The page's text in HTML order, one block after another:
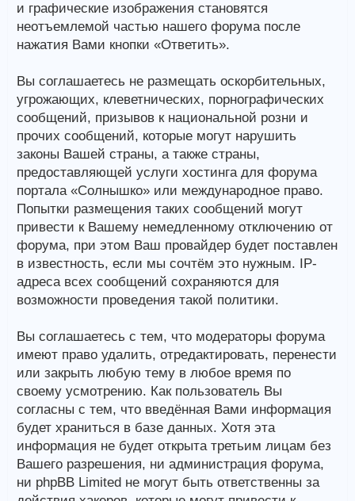
и графические изображения становятся
неотъемлемой частью нашего форума после
нажатия Вами кнопки «Ответить».
Вы соглашаетесь не размещать оскорбительных,
угрожающих, клеветнических, порнографических
сообщений, призывов к национальной розни и
прочих сообщений, которые могут нарушить
законы Вашей страны, а также страны,
предоставляющей услуги хостинга для форума
портала «Солнышко» или международное право.
Попытки размещения таких сообщений могут
привести к Вашему немедленному отключению от
форума, при этом Ваш провайдер будет поставлен
в известность, если мы сочтём это нужным. IP-
адреса всех сообщений сохраняются для
возможности проведения такой политики.
Вы соглашаетесь с тем, что модераторы форума
имеют право удалить, отредактировать, перенести
или закрыть любую тему в любое время по
своему усмотрению. Как пользователь Вы
согласны с тем, что введённая Вами информация
будет храниться в базе данных. Хотя эта
информация не будет открыта третьим лицам без
Вашего разрешения, ни администрация форума,
ни phpBB Limited не могут быть ответственны за